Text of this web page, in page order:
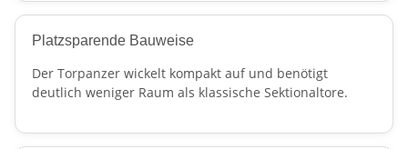
Platzsparende Bauweise
Der Torpanzer wickelt kompakt auf und benötigt
deutlich weniger Raum als klassische Sektionaltore.